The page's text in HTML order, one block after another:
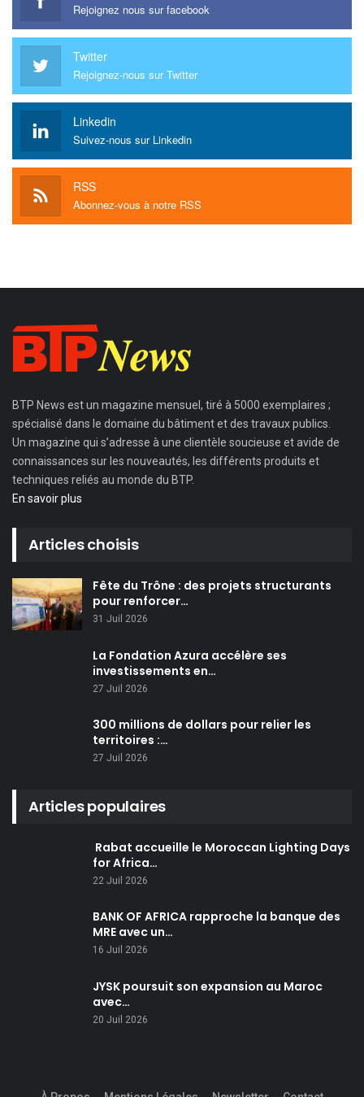
Rejoignez nous sur facebook
Twitter
Rejoignez-nous sur Twitter
Linkedin
Suivez-nous sur Linkedin
RSS
Abonnez-vous à notre RSS
BTP News est un magazine mensuel, tiré à 5000 exemplaires ;
spécialisé dans le domaine du bâtiment et des travaux publics.
Un magazine qui s’adresse à une clientèle soucieuse et avide de
connaissances sur les nouveautés, les différents produits et
techniques reliés au monde du BTP.
En savoir plus
Articles choisis
Fête du Trône : des projets structurants
pour renforcer…
31 Juil 2026
La Fondation Azura accélère ses
investissements en…
27 Juil 2026
300 millions de dollars pour relier les
territoires :…
27 Juil 2026
Articles populaires
Rabat accueille le Moroccan Lighting Days
for Africa…
22 Juil 2026
BANK OF AFRICA rapproche la banque des
MRE avec un…
16 Juil 2026
JYSK poursuit son expansion au Maroc
avec…
20 Juil 2026